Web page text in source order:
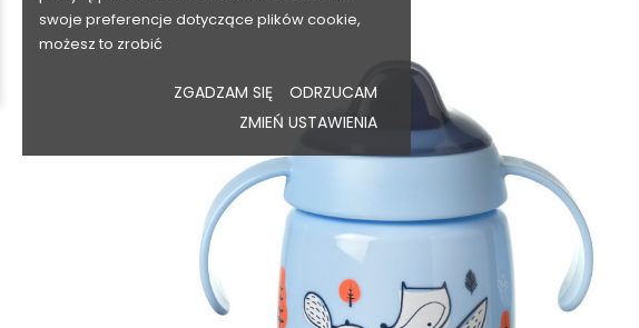
swoje preferencje dotyczące plików cookie,
możesz to zrobić
ZGADZAM SIĘ
ODRZUCAM
ZMIEŃ USTAWIENIA